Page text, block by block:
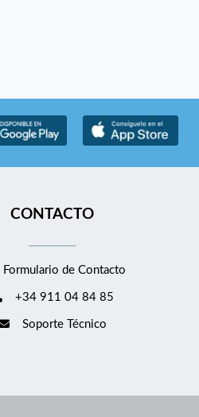
CONTACTO
Formulario de Contacto
+34 911 04 84 85
Soporte Técnico